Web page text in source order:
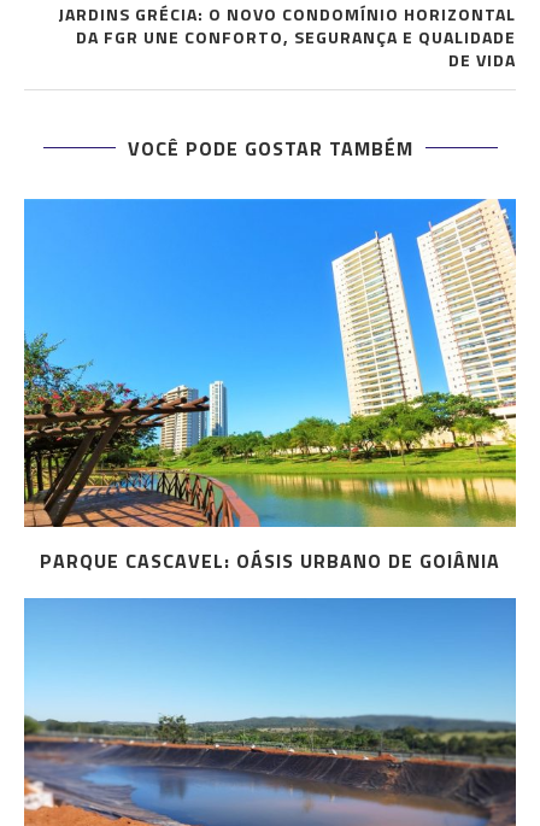
JARDINS GRÉCIA: O NOVO CONDOMÍNIO HORIZONTAL
DA FGR UNE CONFORTO, SEGURANÇA E QUALIDADE
DE VIDA
VOCÊ PODE GOSTAR TAMBÉM
PARQUE CASCAVEL: OÁSIS URBANO DE GOIÂNIA